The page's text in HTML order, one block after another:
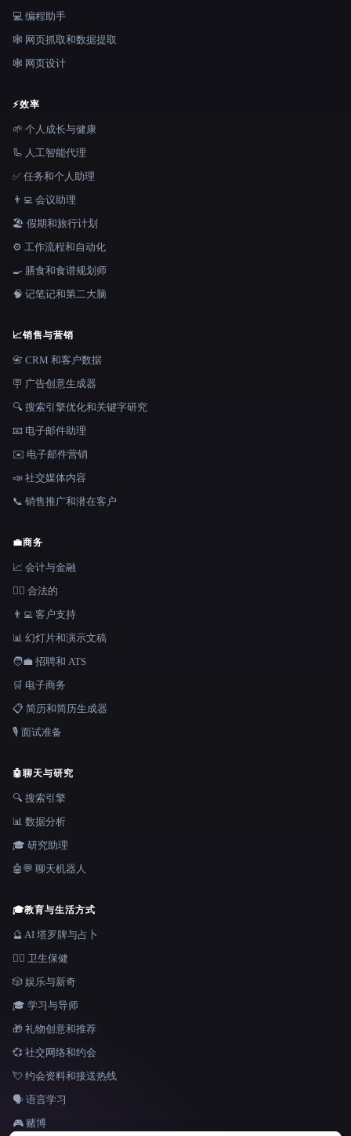
语言
💻 编程助手
🕸️ 网页抓取和数据提取
🕸 网页设计
⚡效率
🌱 个人成长与健康
🦾 人工智能代理
✅ 任务和个人助理
👨‍💻 会议助理
🏖 假期和旅行计划
⚙️ 工作流程和自动化
🍳 膳食和食谱规划师
🧠 记笔记和第二大脑
📈销售与营销
📇 CRM 和客户数据
🪧 广告创意生成器
🔍 搜索引擎优化和关键字研究
📧 电子邮件助理
✉️ 电子邮件营销
📣 社交媒体内容
📞 销售推广和潜在客户
💼商务
📈 会计与金融
👩‍⚖️ 合法的
👨‍💻 客户支持
📊 幻灯片和演示文稿
🧑‍💼 招聘和 ATS
🛒 电子商务
📋 简历和简历生成器
🎙️ 面试准备
🤖聊天与研究
🔍 搜索引擎
📊 数据分析
🎓 研究助理
🤖💬 聊天机器人
🎓教育与生活方式
🔮 AI 塔罗牌与占卜
👩‍⚕️ 卫生保健
🎲 娱乐与新奇
🎓 学习与导师
🎁 礼物创意和推荐
💞 社交网络和约会
💘 约会资料和接送热线
🗣️ 语言学习
🎮 赌博